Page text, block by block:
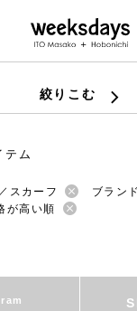
絞りこむ
テム
スカーフ
ブラン
が高い順